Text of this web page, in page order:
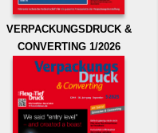
VERPACKUNGSDRUCK &
CONVERTING 1/2026